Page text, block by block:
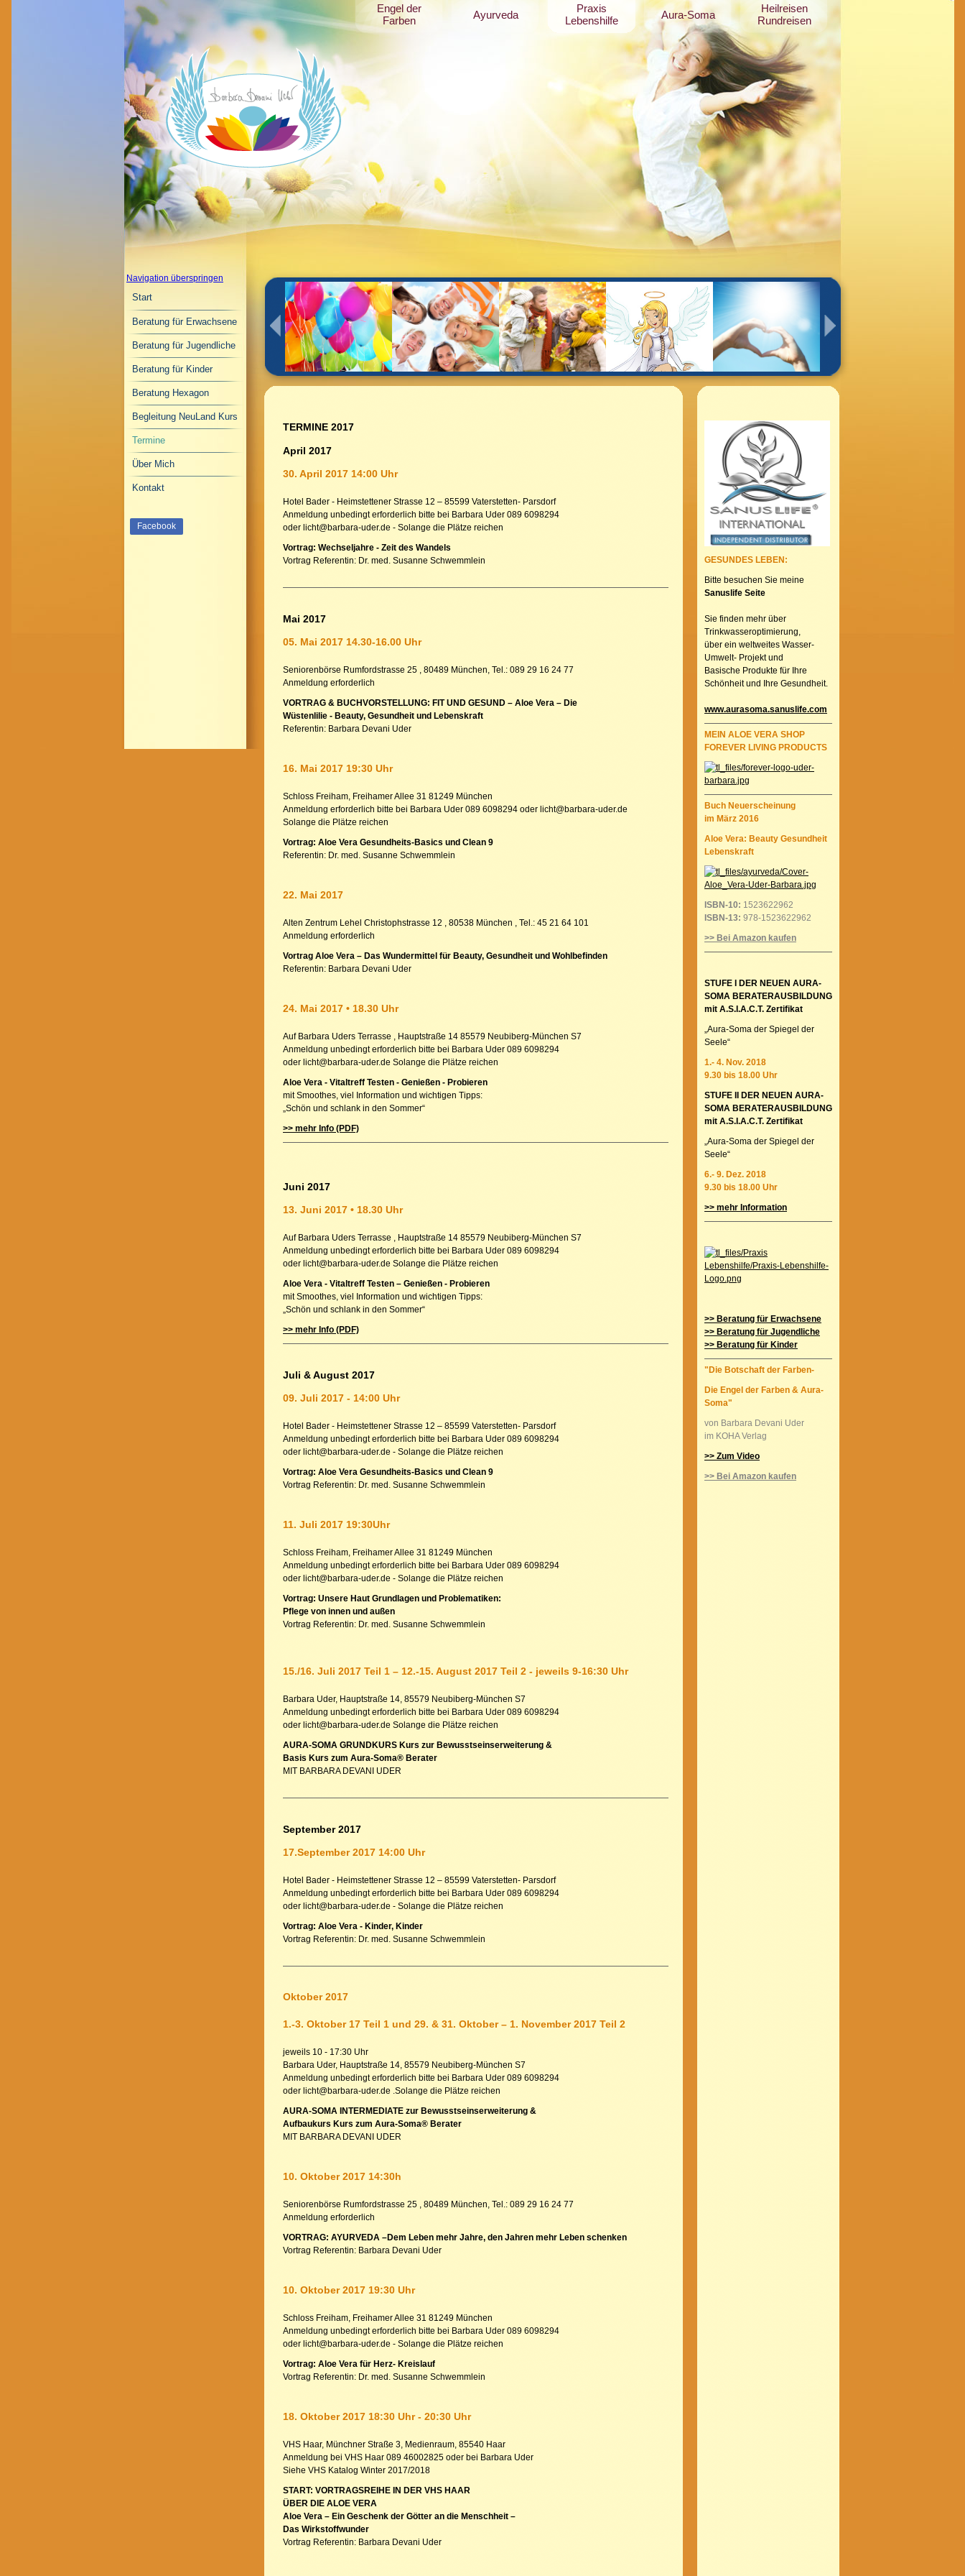
Engel der
Farben
Ayurveda
Praxis
Lebenshilfe
Aura-Soma
Heilreisen
Rundreisen
Navigation überspringen
Start
Beratung für Erwachsene
Beratung für Jugendliche
Beratung für Kinder
Beratung Hexagon
Begleitung NeuLand Kurs
Termine
Über Mich
Kontakt
Facebook
TERMINE 2017
April 2017
30. April 2017 14:00 Uhr
Hotel Bader - Heimstettener Strasse 12 – 85599 Vaterstetten- Parsdorf
Anmeldung unbedingt erforderlich bitte bei Barbara Uder 089 6098294
oder licht@barbara-uder.de - Solange die Plätze reichen
Vortrag: Wechseljahre - Zeit des Wandels
Vortrag Referentin: Dr. med. Susanne Schwemmlein
Mai 2017
05. Mai 2017 14.30-16.00 Uhr
Seniorenbörse Rumfordstrasse 25 , 80489 München, Tel.: 089 29 16 24 77
Anmeldung erforderlich
VORTRAG & BUCHVORSTELLUNG: FIT UND GESUND – Aloe Vera – Die
Wüstenlilie - Beauty, Gesundheit und Lebenskraft
Referentin: Barbara Devani Uder
16. Mai 2017 19:30 Uhr
Schloss Freiham, Freihamer Allee 31 81249 München
Anmeldung erforderlich bitte bei Barbara Uder 089 6098294 oder licht@barbara-uder.de
Solange die Plätze reichen
Vortrag: Aloe Vera Gesundheits-Basics und Clean 9
Referentin: Dr. med. Susanne Schwemmlein
22. Mai 2017
Alten Zentrum Lehel Christophstrasse 12 , 80538 München , Tel.: 45 21 64 101
Anmeldung erforderlich
Vortrag Aloe Vera – Das Wundermittel für Beauty, Gesundheit und Wohlbefinden
Referentin: Barbara Devani Uder
24. Mai 2017 • 18.30 Uhr
Auf Barbara Uders Terrasse , Hauptstraße 14 85579 Neubiberg-München S7
Anmeldung unbedingt erforderlich bitte bei Barbara Uder 089 6098294
oder licht@barbara-uder.de Solange die Plätze reichen
Aloe Vera - Vitaltreff Testen - Genießen - Probieren
mit Smoothes, viel Information und wichtigen Tipps:
„Schön und schlank in den Sommer“
>> mehr Info (PDF)
Juni 2017
13. Juni 2017 • 18.30 Uhr
Auf Barbara Uders Terrasse , Hauptstraße 14 85579 Neubiberg-München S7
Anmeldung unbedingt erforderlich bitte bei Barbara Uder 089 6098294
oder licht@barbara-uder.de Solange die Plätze reichen
Aloe Vera - Vitaltreff Testen – Genießen - Probieren
mit Smoothes, viel Information und wichtigen Tipps:
„Schön und schlank in den Sommer“
>> mehr Info (PDF)
Juli & August 2017
09. Juli 2017 - 14:00 Uhr
Hotel Bader - Heimstettener Strasse 12 – 85599 Vaterstetten- Parsdorf
Anmeldung unbedingt erforderlich bitte bei Barbara Uder 089 6098294
oder licht@barbara-uder.de - Solange die Plätze reichen
Vortrag: Aloe Vera Gesundheits-Basics und Clean 9
Vortrag Referentin: Dr. med. Susanne Schwemmlein
11. Juli 2017 19:30Uhr
Schloss Freiham, Freihamer Allee 31 81249 München
Anmeldung unbedingt erforderlich bitte bei Barbara Uder 089 6098294
oder licht@barbara-uder.de - Solange die Plätze reichen
Vortrag: Unsere Haut Grundlagen und Problematiken:
Pflege von innen und außen
Vortrag Referentin: Dr. med. Susanne Schwemmlein
15./16. Juli 2017 Teil 1 – 12.-15. August 2017 Teil 2 - jeweils 9-16:30 Uhr
Barbara Uder, Hauptstraße 14, 85579 Neubiberg-München S7
Anmeldung unbedingt erforderlich bitte bei Barbara Uder 089 6098294
oder licht@barbara-uder.de Solange die Plätze reichen
AURA-SOMA GRUNDKURS Kurs zur Bewusstseinserweiterung &
Basis Kurs zum Aura-Soma® Berater
MIT BARBARA DEVANI UDER
September 2017
17.September 2017 14:00 Uhr
Hotel Bader - Heimstettener Strasse 12 – 85599 Vaterstetten- Parsdorf
Anmeldung unbedingt erforderlich bitte bei Barbara Uder 089 6098294
oder licht@barbara-uder.de - Solange die Plätze reichen
Vortrag: Aloe Vera - Kinder, Kinder
Vortrag Referentin: Dr. med. Susanne Schwemmlein
Oktober 2017
1.-3. Oktober 17 Teil 1 und 29. & 31. Oktober – 1. November 2017 Teil 2
jeweils 10 - 17:30 Uhr
Barbara Uder, Hauptstraße 14, 85579 Neubiberg-München S7
Anmeldung unbedingt erforderlich bitte bei Barbara Uder 089 6098294
oder licht@barbara-uder.de .Solange die Plätze reichen
AURA-SOMA INTERMEDIATE zur Bewusstseinserweiterung &
Aufbaukurs Kurs zum Aura-Soma® Berater
MIT BARBARA DEVANI UDER
10. Oktober 2017 14:30h
Seniorenbörse Rumfordstrasse 25 , 80489 München, Tel.: 089 29 16 24 77
Anmeldung erforderlich
VORTRAG: AYURVEDA –Dem Leben mehr Jahre, den Jahren mehr Leben schenken
Vortrag Referentin: Barbara Devani Uder
10. Oktober 2017 19:30 Uhr
Schloss Freiham, Freihamer Allee 31 81249 München
Anmeldung unbedingt erforderlich bitte bei Barbara Uder 089 6098294
oder licht@barbara-uder.de - Solange die Plätze reichen
Vortrag: Aloe Vera für Herz- Kreislauf
Vortrag Referentin: Dr. med. Susanne Schwemmlein
18. Oktober 2017 18:30 Uhr - 20:30 Uhr
VHS Haar, Münchner Straße 3, Medienraum, 85540 Haar
Anmeldung bei VHS Haar 089 46002825 oder bei Barbara Uder
Siehe VHS Katalog Winter 2017/2018
START: VORTRAGSREIHE IN DER VHS HAAR
ÜBER DIE ALOE VERA
Aloe Vera – Ein Geschenk der Götter an die Menschheit –
Das Wirkstoffwunder
Vortrag Referentin: Barbara Devani Uder
GESUNDES LEBEN:
Bitte besuchen Sie meine
Sanuslife Seite
Sie finden mehr über
Trinkwasseroptimierung,
über ein weltweites Wasser-
Umwelt- Projekt und
Basische Produkte für Ihre
Schönheit und Ihre Gesundheit.
www.aurasoma.sanuslife.com
MEIN ALOE VERA SHOP
FOREVER LIVING PRODUCTS
Buch Neuerscheinung
im März 2016
Aloe Vera: Beauty Gesundheit
Lebenskraft
ISBN-10: 1523622962
ISBN-13: 978-1523622962
>> Bei Amazon kaufen
STUFE I DER NEUEN AURA-
SOMA BERATERAUSBILDUNG
mit A.S.I.A.C.T. Zertifikat
„Aura-Soma der Spiegel der
Seele“
1.- 4. Nov. 2018
9.30 bis 18.00 Uhr
STUFE II DER NEUEN AURA-
SOMA BERATERAUSBILDUNG
mit A.S.I.A.C.T. Zertifikat
„Aura-Soma der Spiegel der
Seele“
6.- 9. Dez. 2018
9.30 bis 18.00 Uhr
>> mehr Information
>> Beratung für Erwachsene
>> Beratung für Jugendliche
>> Beratung für Kinder
"Die Botschaft der Farben-
Die Engel der Farben & Aura-
Soma"
von Barbara Devani Uder
im KOHA Verlag
>> Zum Video
>> Bei Amazon kaufen